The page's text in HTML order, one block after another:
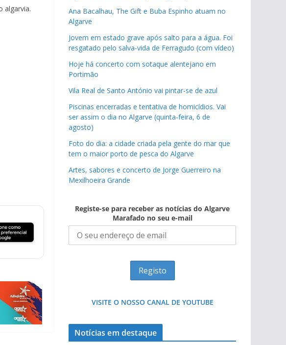
algarvia.
Ana Bacalhau, The Gift e Buba Espinho atuam no
Algarve
Jovem em estado grave após salto para a água. Foi
resgatado pelo salva-vida de Ferragudo (com vídeo)
Hoje há concerto com sotaque alentejano em
Portimão
Vila Real de Santo António vai pintar-se de azul
Piscinas encerradas e tentativa de homicídios. Vai
ser assim o dia no Algarve (quinta-feira, 6 de
agosto)
Foto do dia: a cidade criada pela gente do mar que
tem o maior porto de pesca do Algarve
Artes, sabores e concerto de Jorge Guerreiro na
Mexilhoeira Grande
Registe-se para receber as notícias do Algarve
Marafado no seu e-mail
VISITE O NOSSO CANAL DE YOUTUBE
Notícias em destaque